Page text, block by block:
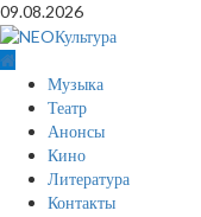
Перейти
к
содержимому
09.08.2026
Основное
меню
Музыка
Театр
Анонсы
Кино
Литература
Контакты